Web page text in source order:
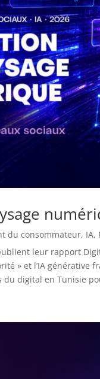
du consommateur, IA,
leur rapport
» et l’IA générative
du digital en Tunisie